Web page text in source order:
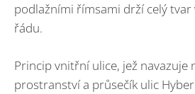
podlažními římsami drží celý tvar
řádu.
Princip vnitřní ulice, jež navazuje
prostranství a průsečík ulic